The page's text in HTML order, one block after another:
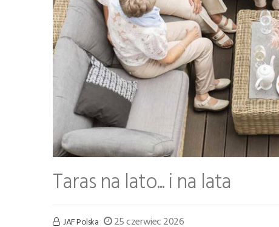
Taras na lato... i na lata
JAF Polska 25 czerwiec 2026